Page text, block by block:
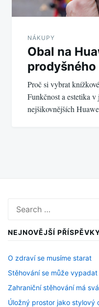
NÁKUPY
Obal na
Proč si vybrat
Funkčnost a estetika
nejšikovnějších
for:
NEJNOVĚJŠÍ
O zdraví se musíme starat
Stěhování se může
Zahraniční stěhování má
Úložný prostor jako stylový